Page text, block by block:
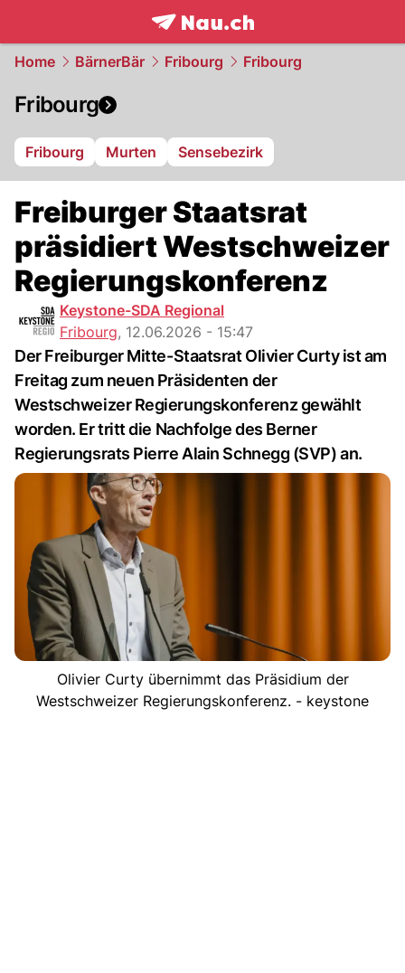
frontpage.NAU.ch
Home BärnerBär Fribourg Fribourg
Fribourg
Fribourg Murten Sensebezirk
Freiburger Staatsrat
präsidiert Westschweizer
Regierungskonferenz
Keystone-SDA Regional
Fribourg, 12.06.2026 - 15:47
Der Freiburger Mitte-Staatsrat Olivier Curty ist am
Freitag zum neuen Präsidenten der
Westschweizer Regierungskonferenz gewählt
worden. Er tritt die Nachfolge des Berner
Regierungsrats Pierre Alain Schnegg (SVP) an.
Olivier Curty übernimmt das Präsidium der
Westschweizer Regierungskonferenz. - keystone